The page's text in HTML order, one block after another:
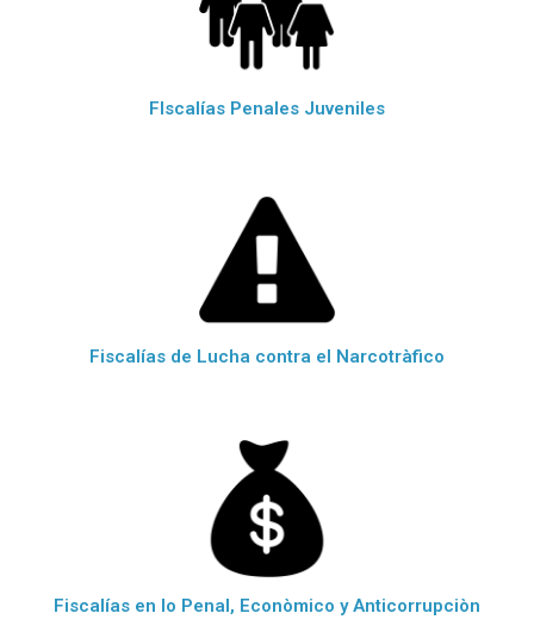
FIscalías Penales Juveniles
Fiscalías de Lucha contra el Narcotràfico
Fiscalías en lo Penal, Econòmico y Anticorrupciòn